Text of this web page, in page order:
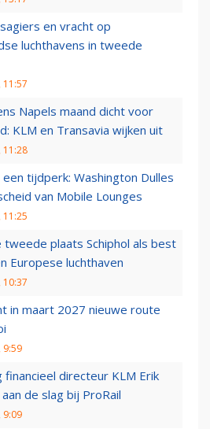
en vracht op
luchthavens in tweede
11:57
Napels maand dicht voor
KLM en Transavia wijken uit
11:28
een tijdperk: Washington Dulles
van Mobile Lounges
11:25
tweede plaats Schiphol als best
Europese luchthaven
10:37
in maart 2027 nieuwe route
9:59
financieel directeur KLM Erik
de slag bij ProRail
9:09